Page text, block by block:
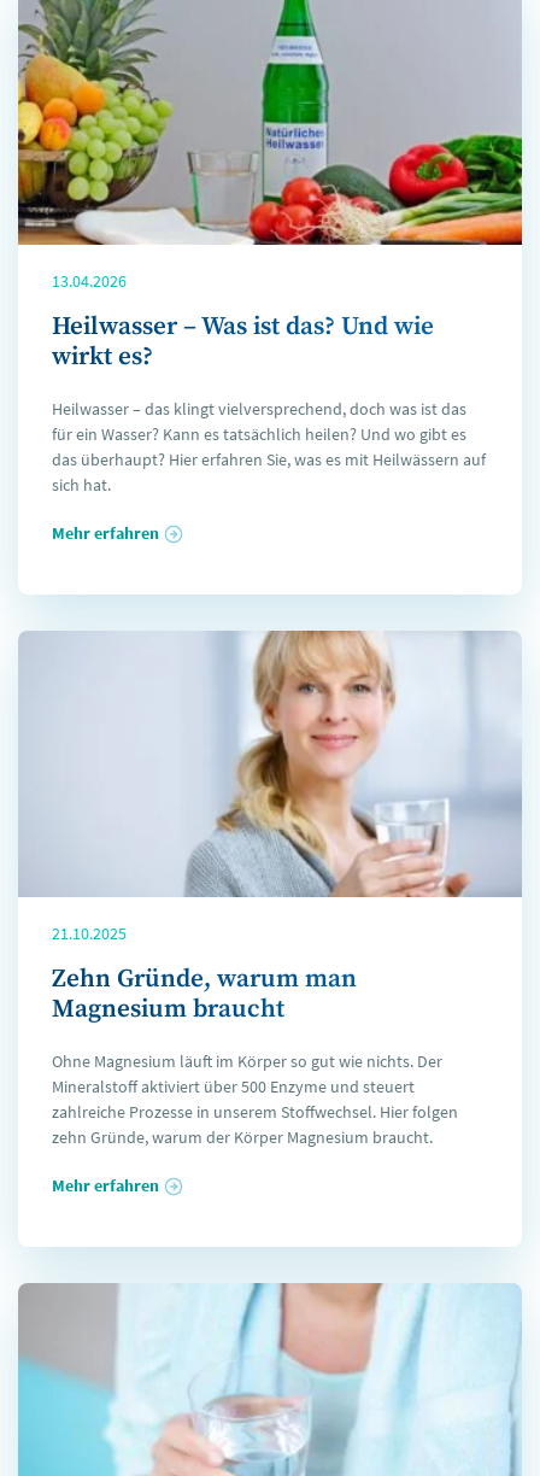
13.04.2026
Heilwasser – Was ist das? Und wie
wirkt es?
Heilwasser – das klingt vielversprechend, doch was ist das
für ein Wasser? Kann es tatsächlich heilen? Und wo gibt es
das überhaupt? Hier erfahren Sie, was es mit Heilwässern auf
sich hat.
Mehr erfahren
21.10.2025
Zehn Gründe, warum man
Magnesium braucht
Ohne Magnesium läuft im Körper so gut wie nichts. Der
Mineralstoff aktiviert über 500 Enzyme und steuert
zahlreiche Prozesse in unserem Stoffwechsel. Hier folgen
zehn Gründe, warum der Körper Magnesium braucht.
Mehr erfahren